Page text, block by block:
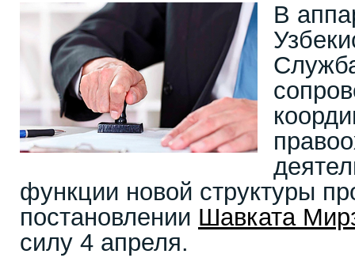
В
функции новой структуры
постановлении Шавката
силу 4 апреля.